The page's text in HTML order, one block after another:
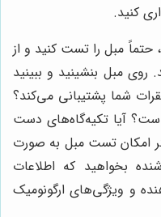
کنید.
حتماً مبل را تست کنید و از
مبل بنشینید و ببینید
شما پشتیبانی می‌کند؟
آیا تکیه‌گاه‌های دست
امکان تست مبل به صورت
بخواهید که اطلاعات
و ویژگی‌های ارگونومیک